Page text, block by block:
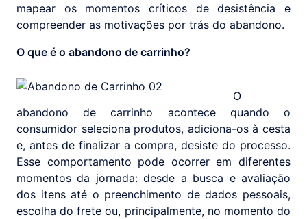
mapear os momentos críticos de desistência e
compreender as motivações por trás do abandono.
O que é o abandono de carrinho?
O
abandono de carrinho acontece quando o
consumidor seleciona produtos, adiciona-os à cesta
e, antes de finalizar a compra, desiste do processo.
Esse comportamento pode ocorrer em diferentes
momentos da jornada: desde a busca e avaliação
dos itens até o preenchimento de dados pessoais,
escolha do frete ou, principalmente, no momento do